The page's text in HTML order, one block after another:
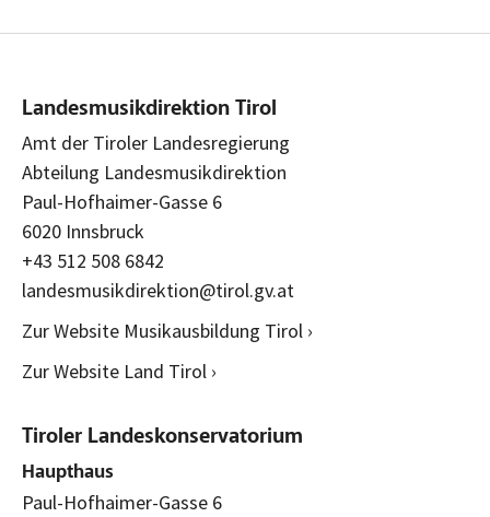
Landesmusikdirektion Tirol
Amt der Tiroler Landesregierung
Abteilung Landesmusikdirektion
Paul-Hofhaimer-Gasse 6
6020 Innsbruck
+43 512 508 6842
landesmusikdirektion@tirol.gv.at
Zur Website Musikausbildung Tirol ›
Zur Website Land Tirol ›
Tiroler Landeskonservatorium
Haupthaus
Paul-Hofhaimer-Gasse 6